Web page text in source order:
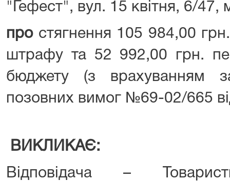
"Гефест", вул. 15 квітня, 6/47,
простягнення 105 984,00
штрафу та 52 992,00 грн.
бюджету (з врахуванням
позовних вимог №69-02/665
ВИКЛИКАЄ:
Відповідача –